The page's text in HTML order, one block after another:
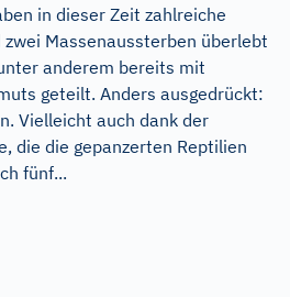
in dieser Zeit zahlreiche
Massenaussterben überlebt
anderem bereits mit
geteilt. Anders ausgedrückt:
Vielleicht auch dank der
die die gepanzerten Reptilien
fünf...